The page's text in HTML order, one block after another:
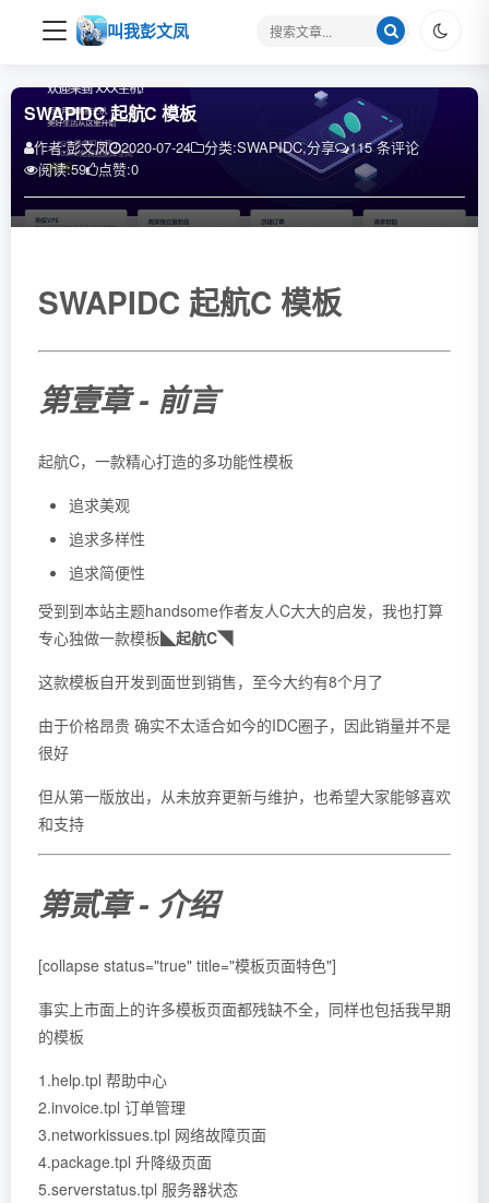
叫我彭文凤
搜
SWAPIDC 起航C 模板
作者:彭文凤 2020-07-24 分类:SWAPIDC,分享
115 条评论
阅读:59 点赞:0
SWAPIDC 起航C 模板
第壹章 - 前言
起航C，一款精心打造的多功能性模板
追求美观
追求多样性
追求简便性
受到到本站主题handsome作者友人C大大的启发，我也打算
专心独做一款模板◣起航C◥
这款模板自开发到面世到销售，至今大约有8个月了
由于价格昂贵 确实不太适合如今的IDC圈子，因此销量并不是
很好
但从第一版放出，从未放弃更新与维护，也希望大家能够喜欢
和支持
第贰章 - 介绍
[collapse status="true" title="模板页面特色"]
事实上市面上的许多模板页面都残缺不全，同样也包括我早期
的模板
1.help.tpl 帮助中心
2.invoice.tpl 订单管理
3.networkissues.tpl 网络故障页面
4.package.tpl 升降级页面
5.serverstatus.tpl 服务器状态